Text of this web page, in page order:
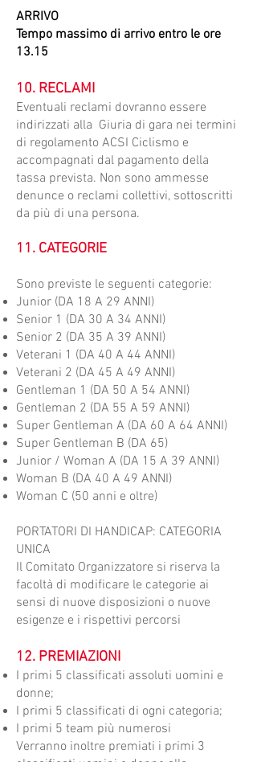
ARRIVO
Tempo massimo di arrivo entro le ore
13.15
10. RECLAMI
​Eventuali reclami dovranno essere
indirizzati alla Giuria di gara nei termini
di regolamento ACSI Ciclismo e
accompagnati dal pagamento della
tassa prevista. Non sono ammesse
denunce o reclami collettivi, sottoscritti
da più di una persona.
11. CATEGORIE
Sono previste le seguenti categorie:
Junior (DA 18 A 29 ANNI)
Senior 1 (DA 30 A 34 ANNI)
Senior 2 (DA 35 A 39 ANNI)
Veterani 1 (DA 40 A 44 ANNI)
Veterani 2 (DA 45 A 49 ANNI)
Gentleman 1 (DA 50 A 54 ANNI)
Gentleman 2 (DA 55 A 59 ANNI)
Super Gentleman A (DA 60 A 64 ANNI)
Super Gentleman B (DA 65)
Junior / Woman A (DA 15 A 39 ANNI)
Woman B (DA 40 A 49 ANNI)
Woman C (50 anni e oltre)
PORTATORI DI HANDICAP: CATEGORIA
UNICA
​Il Comitato Organizzatore si riserva la
facoltà di modificare le categorie ai
sensi di nuove disposizioni o nuove
esigenze e i rispettivi percorsi
12. PREMIAZIONI
​I primi 5 classificati assoluti uomini e
donne;
I primi 5 classificati di ogni categoria;
I primi 5 team più numerosi
Verranno inoltre premiati i primi 3